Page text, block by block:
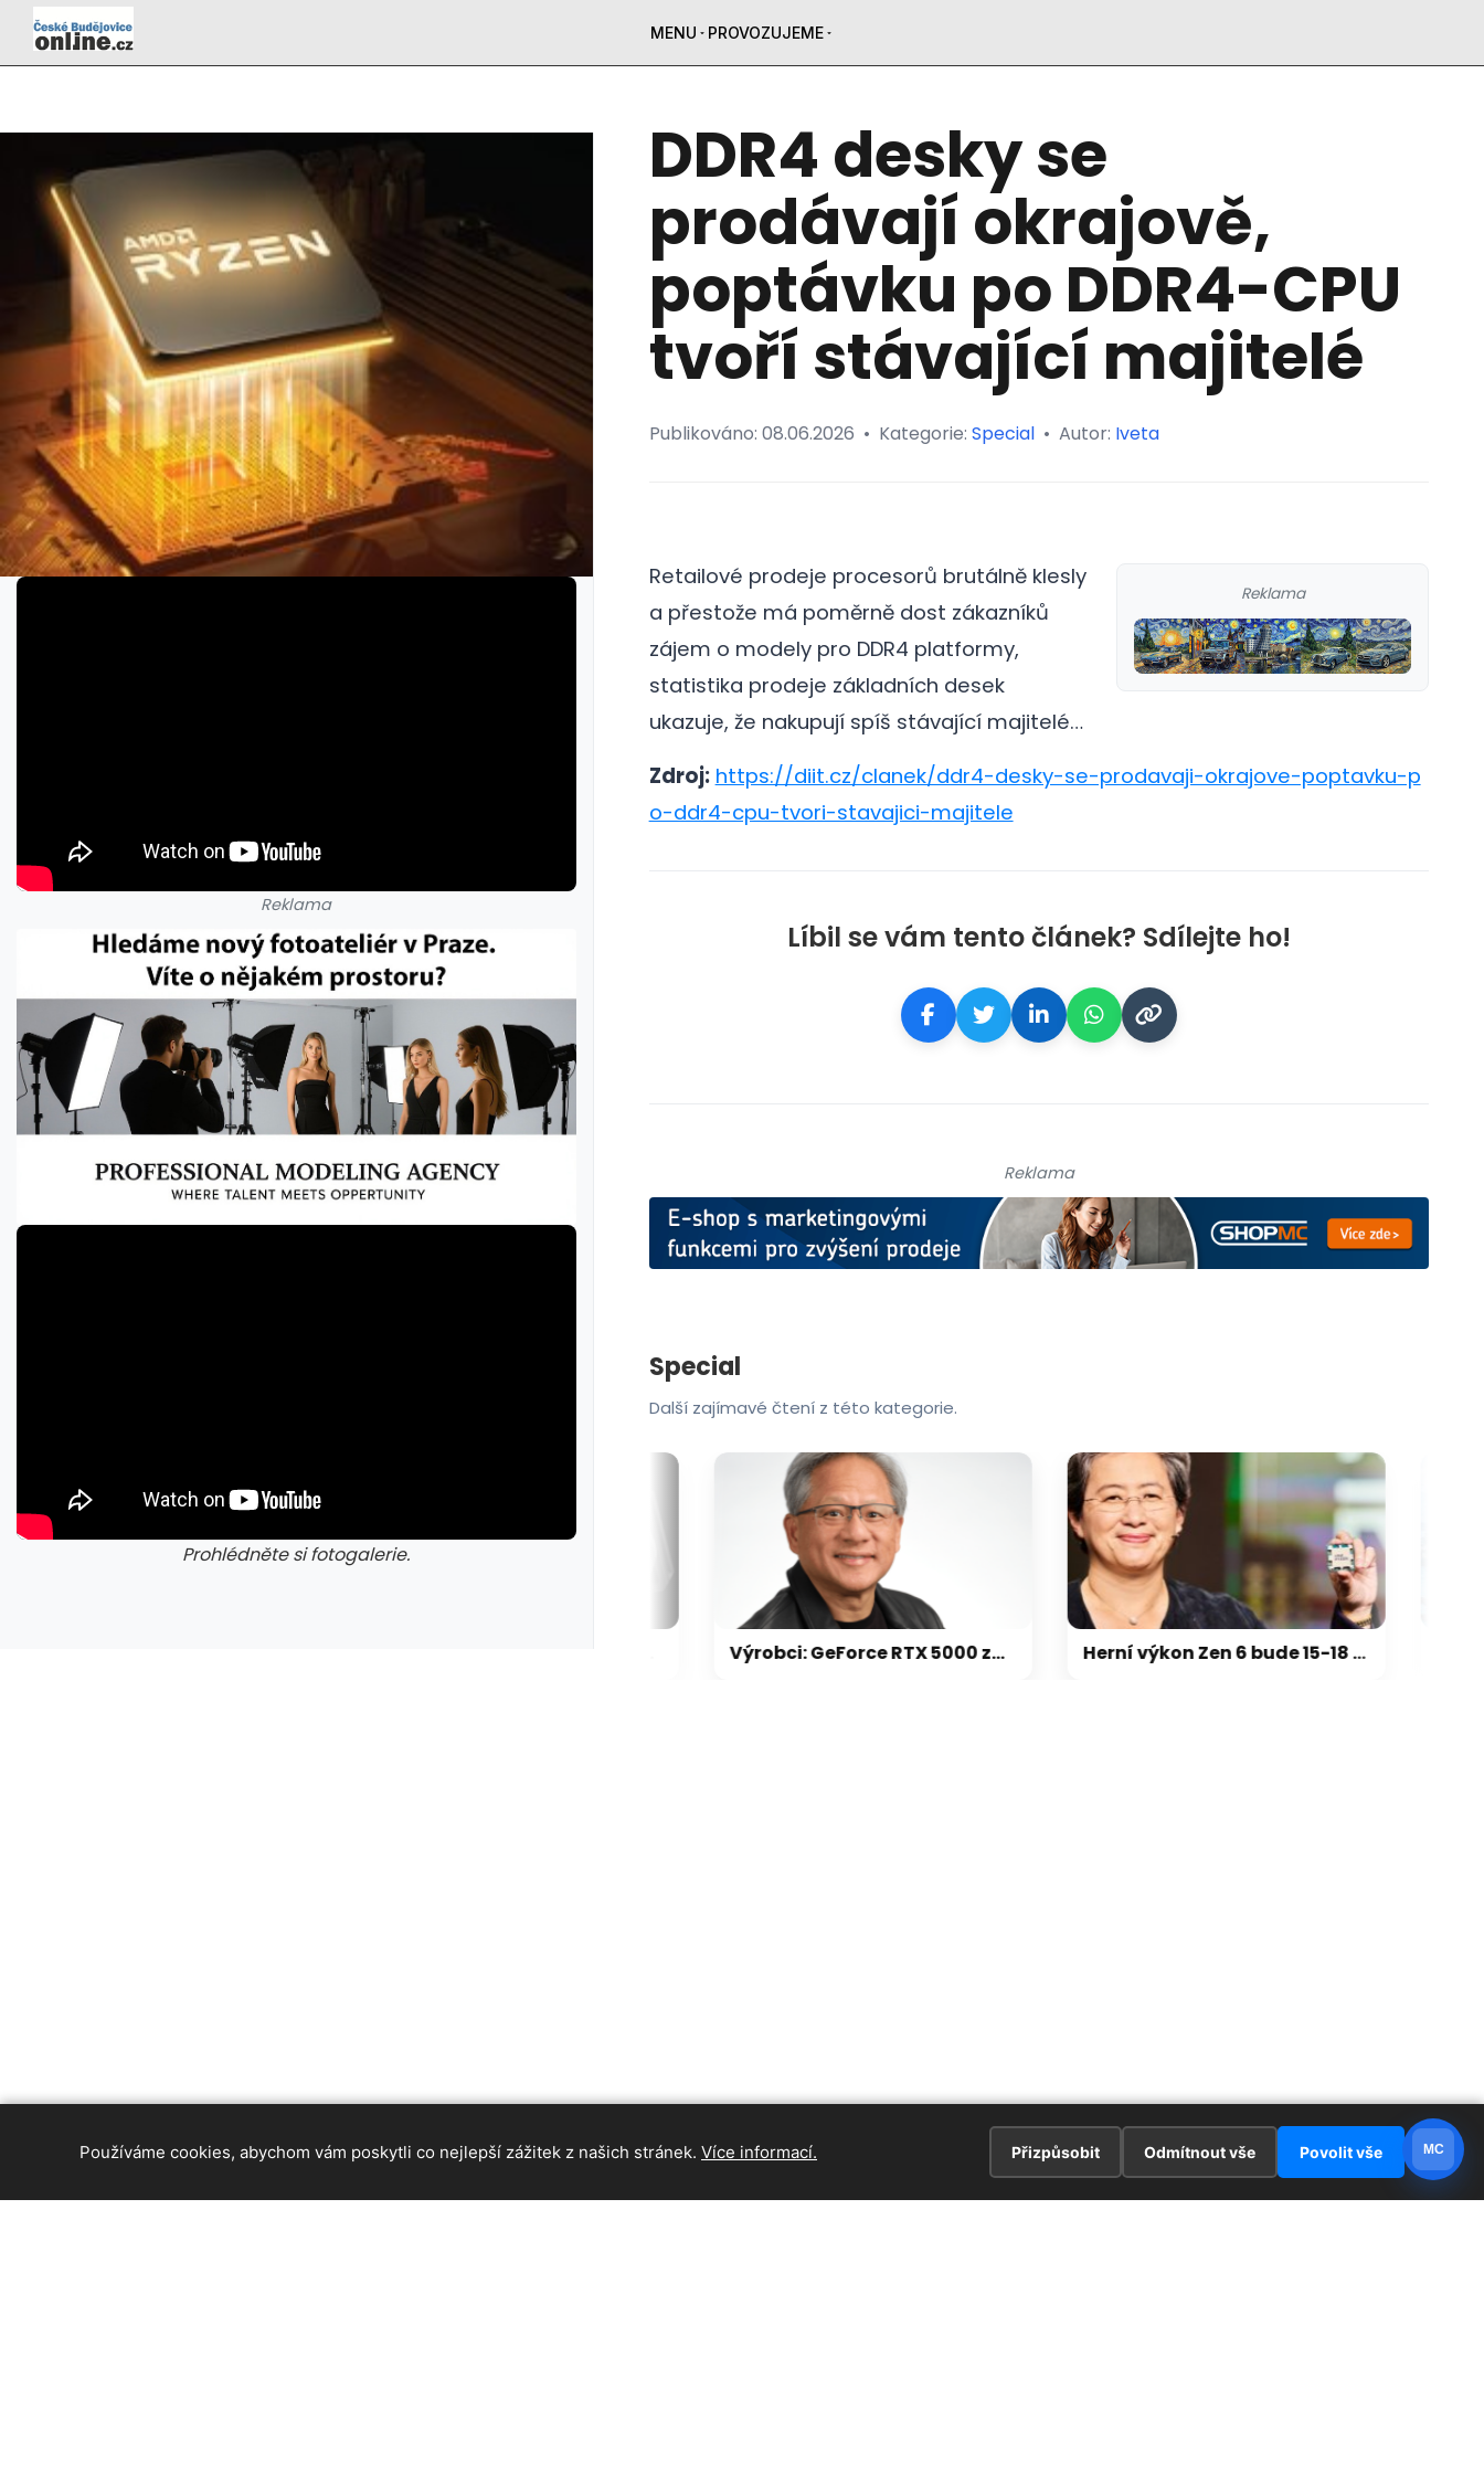
MENU PROVOZUJEME
Reklama
Prohlédněte si fotogalerie.
galerie: cviky galerie: cviky
DDR4 desky se
prodávají okrajově,
poptávku po DDR4-CPU
tvoří stávající majitelé
Publikováno: 08.06.2026 • Kategorie: Special • Autor: Iveta
Reklama
Retailové prodeje procesorů brutálně klesly
a přestože má poměrně dost zákazníků
zájem o modely pro DDR4 platformy,
statistika prodeje základních desek
ukazuje, že nakupují spíš stávající majitelé…
Zdroj: https://diit.cz/clanek/ddr4-desky-se-prodavaji-okrajove-poptavku-p
o-ddr4-cpu-tvori-stavajici-majitele
Líbil se vám tento článek? Sdílejte ho!
Reklama
Special
Další zajímavé čtení z této kategorie.
Výrobci: GeForce RTX 5000 zdraží o 20-30 %, zastavili jsme dodávky levných karet Herní výkon Zen 6 bude 15-18 % nad Zen 5, na úrovni Zen 5 X3D
Používáme cookies, abychom vám poskytli co nejlepší zážitek z našich stránek. Více informací. Přizpůsobit Odmítnout vše Povolit vše MC